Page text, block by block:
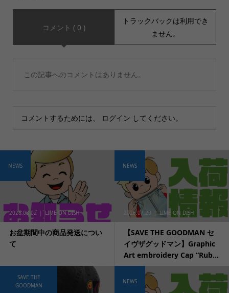
コメント ( 0 )
トラックバックは利用でき
ません。
この記事へのコメントはありません。
コメントするためには、 ログイン してください。
2026.08.02 LIME ON DISH
お盆期間中の商品発送につい
て
NEWS
2026.07.29 LIME ON DISH
【SAVE THE GOODMAN セ
イヴザグッドマン】Graphic
Art embroidery Cap “Rub...
NEWS
SAVE THE
GOODMAN
NEWS